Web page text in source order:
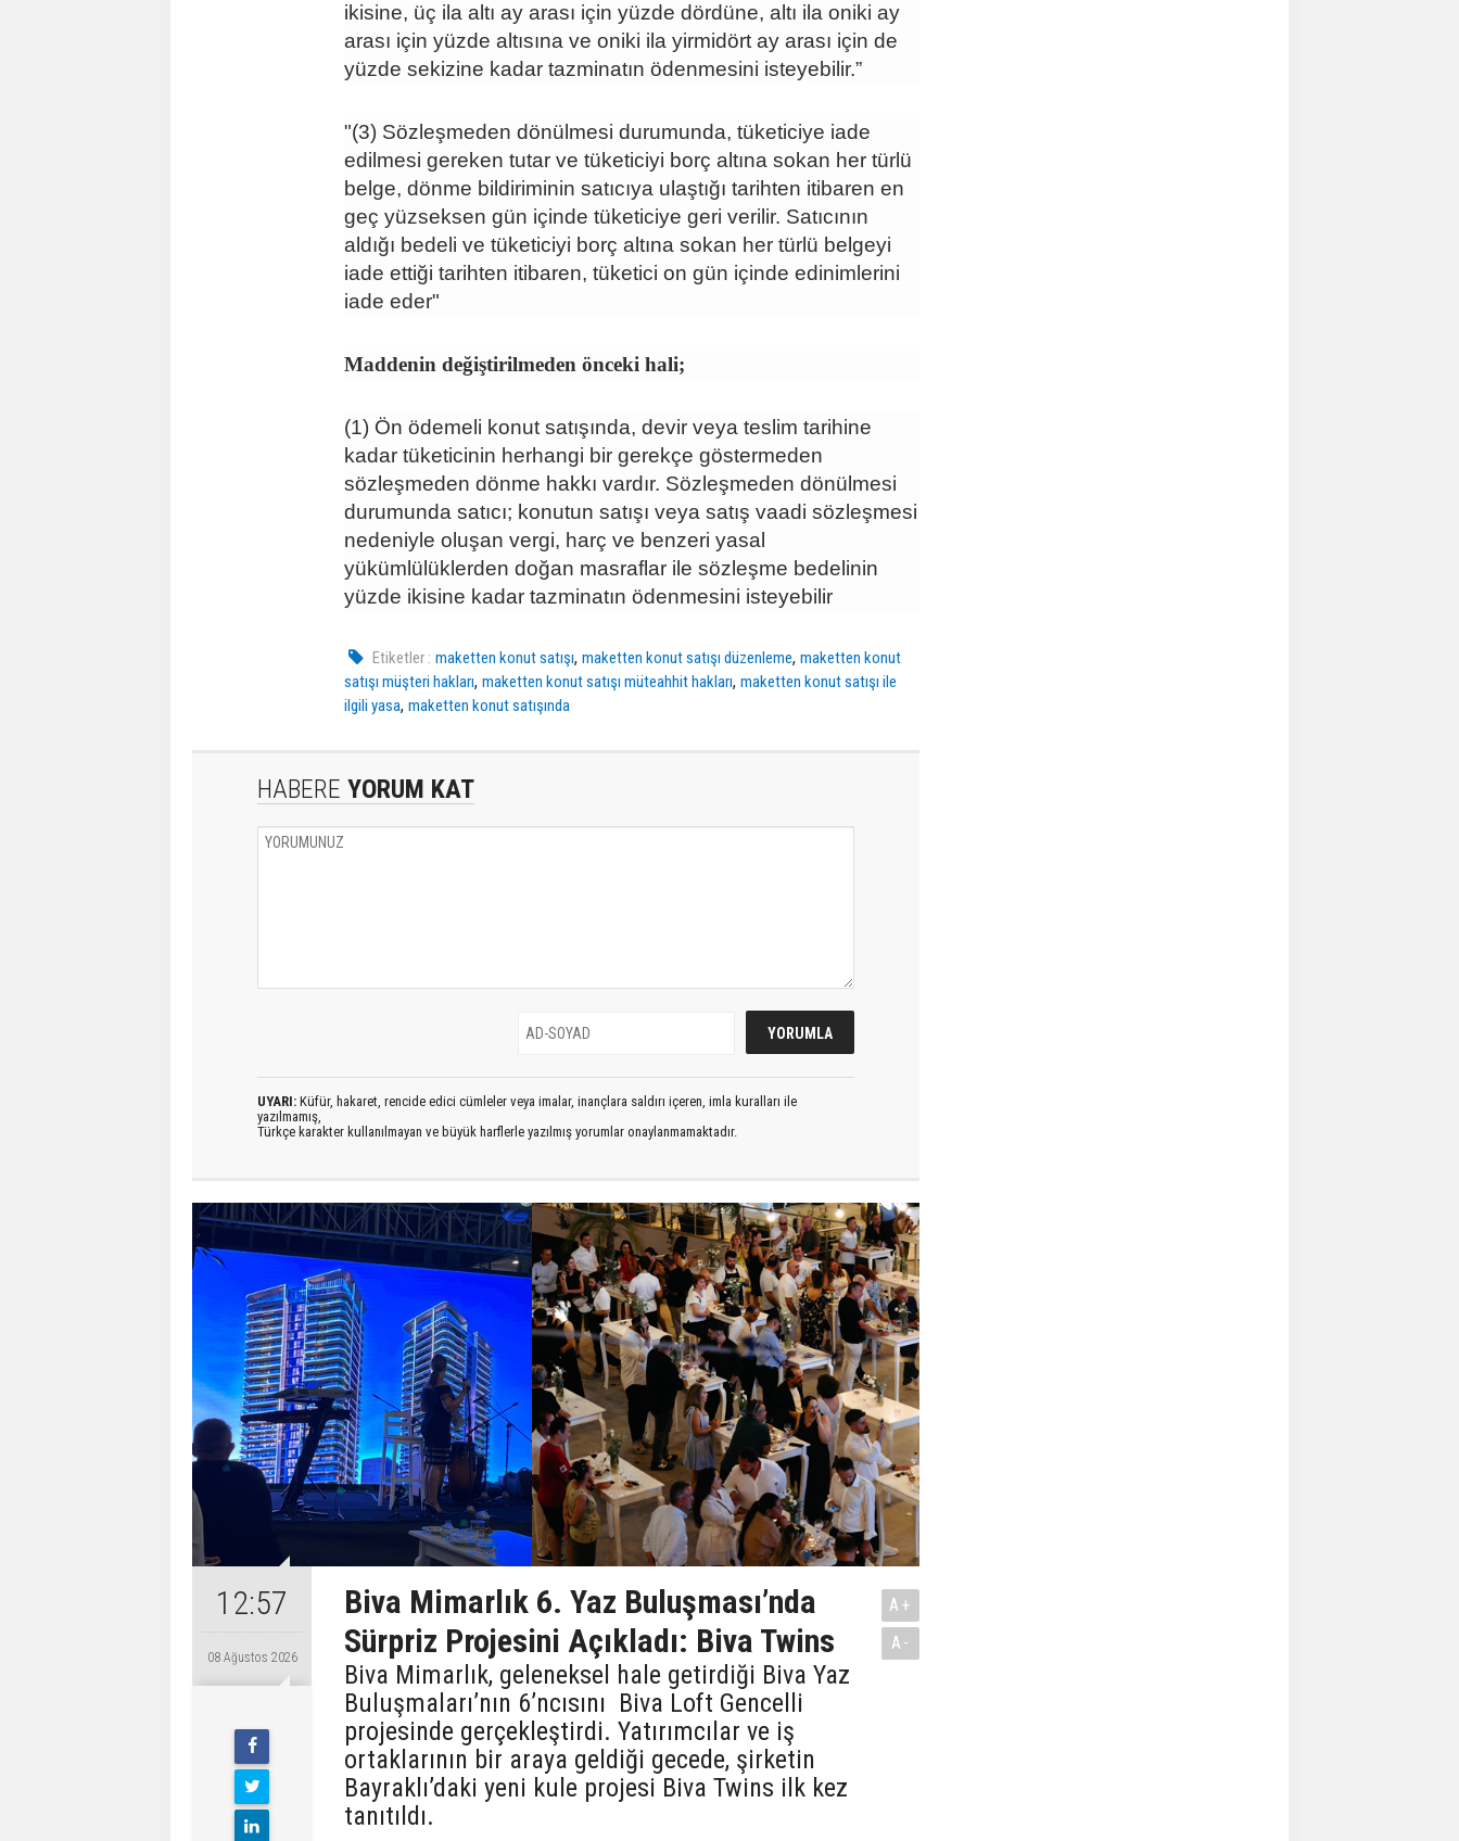
ikisine, üç ila altı ay arası için yüzde dördüne, altı ila oniki ay
arası için yüzde altısına ve oniki ila yirmidört ay arası için de
yüzde sekizine kadar tazminatın ödenmesini isteyebilir.”
"(3) Sözleşmeden dönülmesi durumunda, tüketiciye iade
edilmesi gereken tutar ve tüketiciyi borç altına sokan her türlü
belge, dönme bildiriminin satıcıya ulaştığı tarihten itibaren en
geç yüzseksen gün içinde tüketiciye geri verilir. Satıcının
aldığı bedeli ve tüketiciyi borç altına sokan her türlü belgeyi
iade ettiği tarihten itibaren, tüketici on gün içinde edinimlerini
iade eder"
Maddenin değiştirilmeden önceki hali;
(1) Ön ödemeli konut satışında, devir veya teslim tarihine
kadar tüketicinin herhangi bir gerekçe göstermeden
sözleşmeden dönme hakkı vardır. Sözleşmeden dönülmesi
durumunda satıcı; konutun satışı veya satış vaadi sözleşmesi
nedeniyle oluşan vergi, harç ve benzeri yasal
yükümlülüklerden doğan masraflar ile sözleşme bedelinin
yüzde ikisine kadar tazminatın ödenmesini isteyebilir
Etiketler : maketten konut satışı,maketten konut satışı düzenleme,maketten konut
satışı müşteri hakları, maketten konut satışı müteahhit hakları, maketten konut satışı ile
ilgili yasa, maketten konut satışında
HABERE YORUM KAT
UYARI: Küfür, hakaret, rencide edici cümleler veya imalar, inançlara saldırı içeren, imla kuralları ile
yazılmamış,
Türkçe karakter kullanılmayan ve büyük harflerle yazılmış yorumlar onaylanmamaktadır.
12:57
08 Ağustos 2026
Biva Mimarlık 6. Yaz Buluşması’nda
Sürpriz Projesini Açıkladı: Biva Twins
Biva Mimarlık, geleneksel hale getirdiği Biva Yaz
Buluşmaları’nın 6’ncısını Biva Loft Gencelli
projesinde gerçekleştirdi. Yatırımcılar ve iş
ortaklarının bir araya geldiği gecede, şirketin
Bayraklı’daki yeni kule projesi Biva Twins ilk kez
tanıtıldı.
A+
A-